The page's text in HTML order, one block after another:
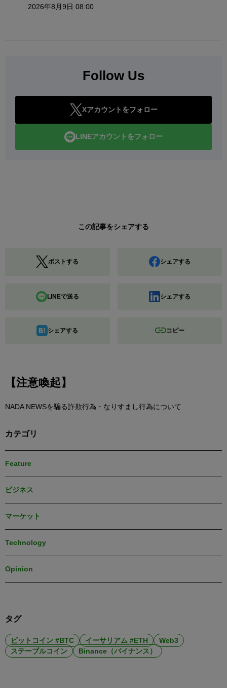
2026年8月9日 08:00
Follow Us
Xアカウントをフォロー
LINEアカウントをフォロー
この記事をシェアする
ポストする シェアする
LINEで送る シェアする
シェアする コピー
【注意喚起】
NADA NEWSを騙る詐欺行為・なりすまし行為について
カテゴリ
Feature
ビジネス
マーケット
Technology
Opinion
タグ
ビットコイン #BTC イーサリアム #ETH
Web3
ステーブルコイン
Binance（バイナンス）